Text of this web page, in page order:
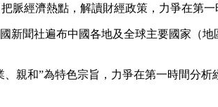
脈經濟熱點，解讀財經政策，力爭在第
新聞社遍布中國各地及全球主要國家（
、親和”為特色宗旨，力爭在第一時間分